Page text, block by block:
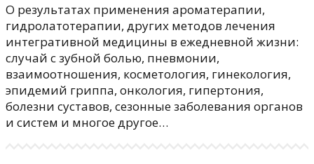
О результатах применения ароматерапии,
гидролатотерапии, других методов лечения
интегративной медицины в ежедневной жизни:
случай с зубной болью, пневмонии,
взаимоотношения, косметология, гинекология,
эпидемий гриппа, онкология, гипертония,
болезни суставов, сезонные заболевания органов
и систем и многое другое…